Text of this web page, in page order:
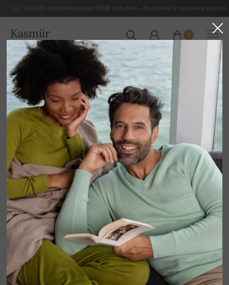
TASUTA saatmine alates 300€ ostudele – Saatmine 5 tööpäeva
Kasmiir
EESTI
0
Koju
Luksuslikud meeste kašmiirist sviitrid
Tõmbelukuga kašmiirist meeste sviitrid